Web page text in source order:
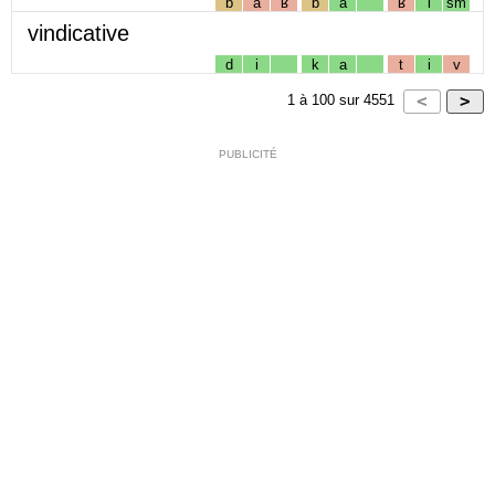
vindicative
d i k a t i v
1 à 100 sur 4551
PUBLICITÉ